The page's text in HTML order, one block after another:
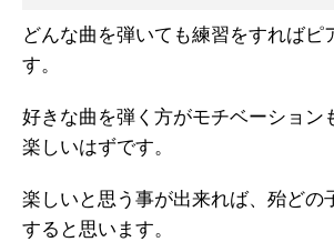
どんな曲を弾いても練習をすればピ
す。
好きな曲を弾く方がモチベーション
楽しいはずです。
楽しいと思う事が出来れば、殆どの
すると思います。